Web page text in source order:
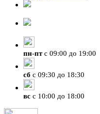
пн-птс 09:00 до 19:00
сб с 09:30 до 18:30
вс с 10:00 до 18:00